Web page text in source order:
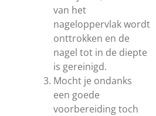
van het
nageloppervlak wordt
onttrokken en de
nagel tot in de diepte
is gereinigd.
Mocht je ondanks
een goede
voorbereiding toch